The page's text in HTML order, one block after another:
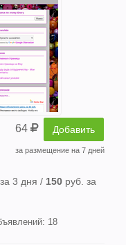
64 Добавить
за размещение на 7 дней
3 дня / 150 руб. за
18